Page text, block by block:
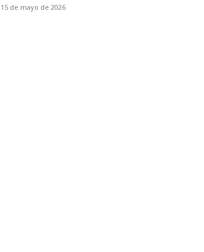
15 de mayo de 2026